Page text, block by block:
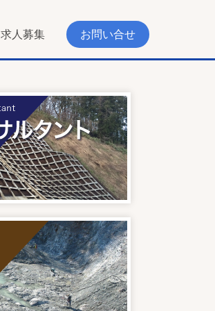
求人募集 お問い合せ